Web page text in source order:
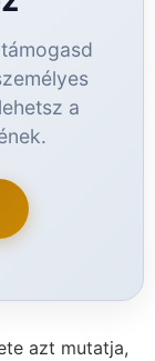
a
azt mutatja,